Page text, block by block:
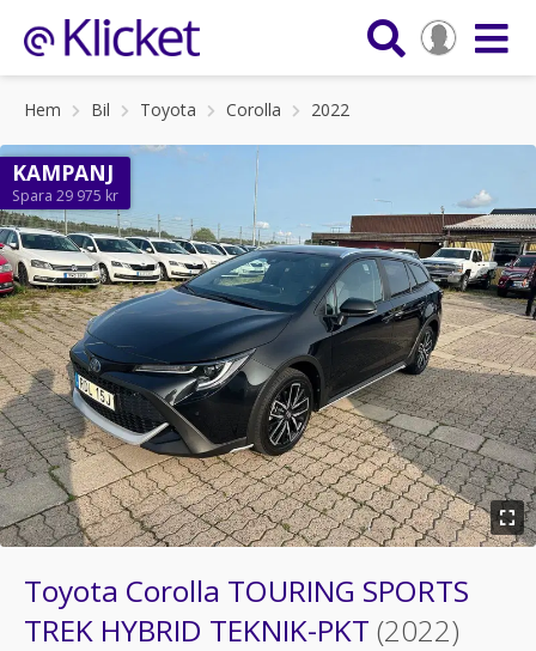
Hem Bil Toyota Corolla 2022
KAMPANJ
Spara 29 975 kr
Toyota Corolla TOURING SPORTS
TREK HYBRID TEKNIK-PKT (2022)